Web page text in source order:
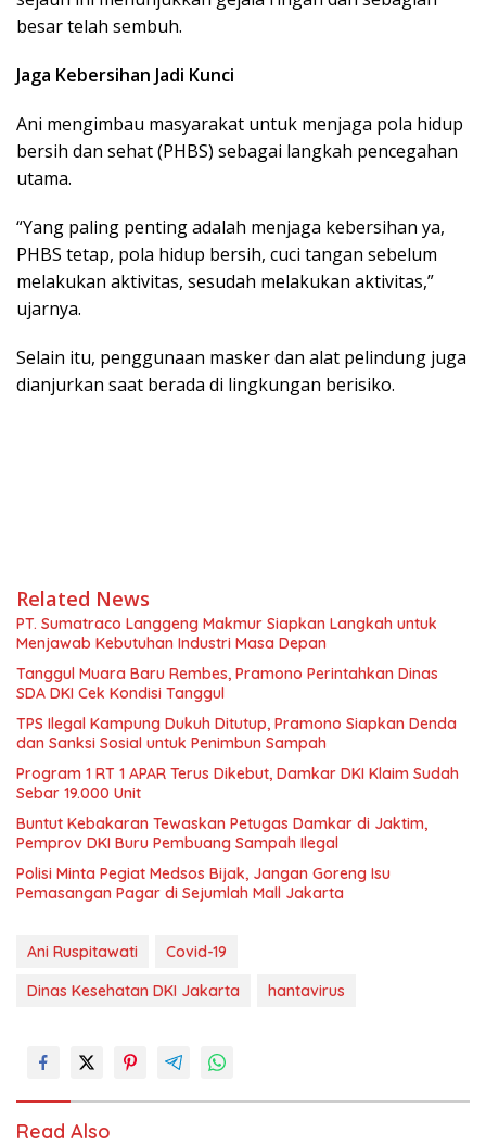
besar telah sembuh.
Jaga Kebersihan Jadi Kunci
Ani mengimbau masyarakat untuk menjaga pola hidup
bersih dan sehat (PHBS) sebagai langkah pencegahan
utama.
“Yang paling penting adalah menjaga kebersihan ya,
PHBS tetap, pola hidup bersih, cuci tangan sebelum
melakukan aktivitas, sesudah melakukan aktivitas,”
ujarnya.
Selain itu, penggunaan masker dan alat pelindung juga
dianjurkan saat berada di lingkungan berisiko.
Related News
PT. Sumatraco Langgeng Makmur Siapkan Langkah untuk
Menjawab Kebutuhan Industri Masa Depan
Tanggul Muara Baru Rembes, Pramono Perintahkan Dinas
SDA DKI Cek Kondisi Tanggul
TPS Ilegal Kampung Dukuh Ditutup, Pramono Siapkan Denda
dan Sanksi Sosial untuk Penimbun Sampah
Program 1 RT 1 APAR Terus Dikebut, Damkar DKI Klaim Sudah
Sebar 19.000 Unit
Buntut Kebakaran Tewaskan Petugas Damkar di Jaktim,
Pemprov DKI Buru Pembuang Sampah Ilegal
Polisi Minta Pegiat Medsos Bijak, Jangan Goreng Isu
Pemasangan Pagar di Sejumlah Mall Jakarta
Ani Ruspitawati
Covid-19
Dinas Kesehatan DKI Jakarta
hantavirus
Read Also